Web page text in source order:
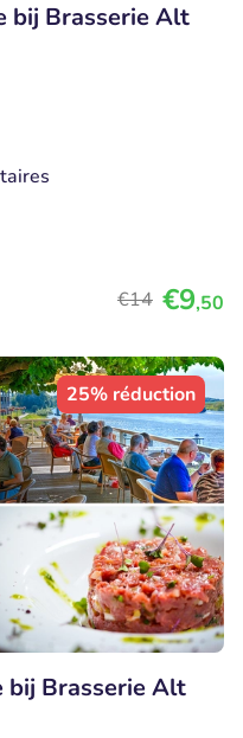
bij Brasserie Alt
€14 €9,50
25% réduction
bij Brasserie Alt